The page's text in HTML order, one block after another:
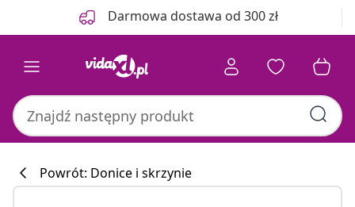
Darmowa dostawa od 300 zł
Powrót: Donice i skrzynie